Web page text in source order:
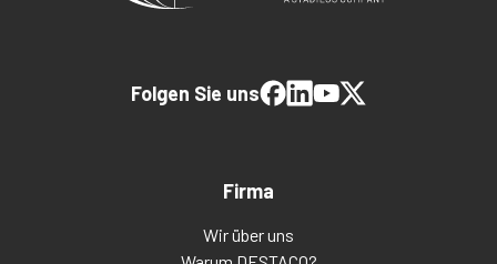
Firma
Wir über uns
Folgen Sie uns